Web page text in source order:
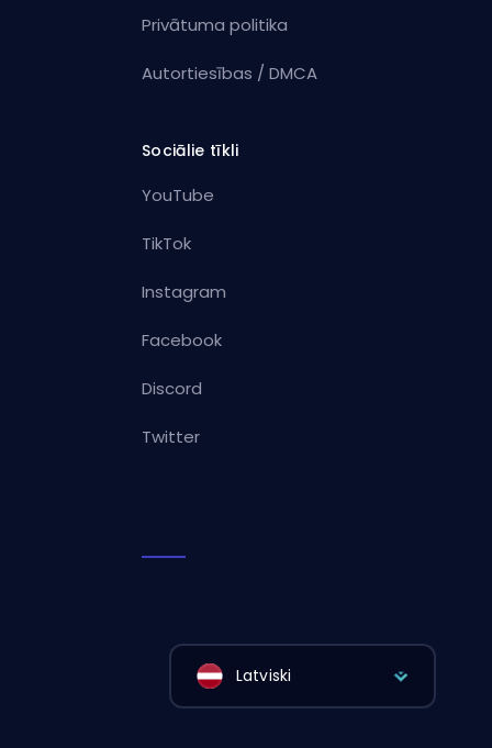
Privātuma politika
Autortiesības / DMCA
Sociālie tīkli
YouTube
TikTok
Instagram
Facebook
Discord
Twitter
Latviski